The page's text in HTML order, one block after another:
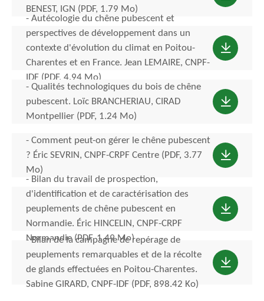
BENEST, IGN (PDF, 1.79 Mo)
- Autécologie du chêne pubescent et
perspectives de développement dans un
contexte d'évolution du climat en Poitou-
Charentes et en France. Jean LEMAIRE, CNPF-
IDF (PDF, 4.94 Mo)
- Qualités technologiques du bois de chêne
pubescent. Loïc BRANCHERIAU, CIRAD
Montpellier (PDF, 1.24 Mo)
- Comment peut-on gérer le chêne pubescent
? Éric SEVRIN, CNPF-CRPF Centre (PDF, 3.77
Mo)
- Bilan du travail de prospection,
d'identification et de caractérisation des
peuplements de chêne pubescent en
Normandie. Éric HINCELIN, CNPF-CRPF
Normandie (PDF, 1.49 Mo)
- Bilan de la campagne de repérage de
peuplements remarquables et de la récolte
de glands effectuées en Poitou-Charentes.
Sabine GIRARD, CNPF-IDF (PDF, 898.42 Ko)